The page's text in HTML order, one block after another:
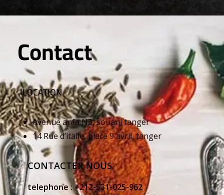
Contact
LOCATION
Avenue anfa N3, souani tanger
14 Rue d’italie, place 9 avril, tanger
CONTACTER NOUS
telephone :+212-531-025-962